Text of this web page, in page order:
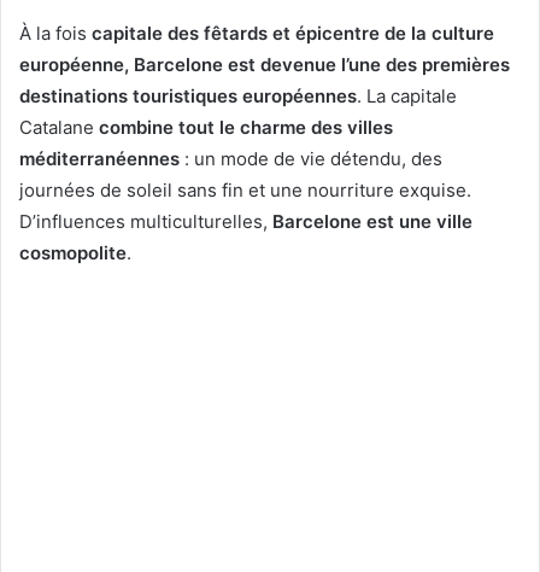
À la fois capitale des fêtards et épicentre de la culture
européenne, Barcelone est devenue l’une des premières
destinations touristiques européennes. La capitale
Catalane combine tout le charme des villes
méditerranéennes : un mode de vie détendu, des
journées de soleil sans fin et une nourriture exquise.
D’influences multiculturelles, Barcelone est une ville
cosmopolite.